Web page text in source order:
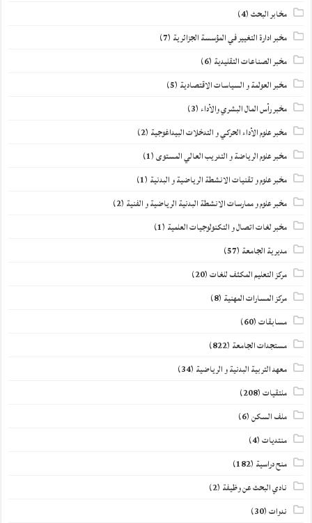
مخابر البحث(4)
مخبر ادارة التغيير في المؤسسة الجزائرية (7)
مخبر الصناعات التقليدية (6)
مخبر العولمة و السياسات الاقتصادية (5)
مخبر رأس المال البشري والأداء(3)
مخبر علوم الأداء الحركي و التدخلات البيداغوجية (2)
مخبر علوم الرياضة و التدريب العالي المستوى(1)
مخبر علوم و تقنيات الانشطة الرياضية و البدنية (1)
مخبر علوم و ممارسات الانشطة البدنية الرياضية و الفنية (2)
مخبر لغات اتصال و التكنولوجيات العلمية (1)
مديرية الجامعة (57)
مركز التعليم المكثف للغات(20)
مركز المسارات المهنية (8)
مسابقات(60)
مستجدات الجامعة (822)
معهد التربية البدنية و الرياضية (34)
ملتقيات(208)
ملف السكن(6)
منتديات(4)
منح دراسية (182)
نادي البحث عن وظيفة (2)
ندوات(30)